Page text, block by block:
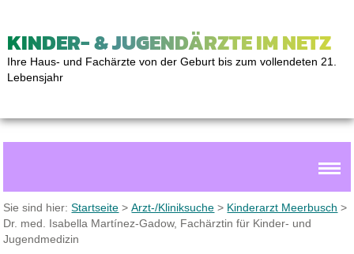
KINDER- & JUGENDÄRZTE IM NETZ
Ihre Haus- und Fachärzte von der Geburt bis zum vollendeten 21.
Lebensjahr
Sie sind hier:Startseite >Arzt-/Kliniksuche > Kinderarzt Meerbusch >
Dr. med. Isabella Martínez-Gadow, Fachärztin für Kinder- und
Jugendmedizin